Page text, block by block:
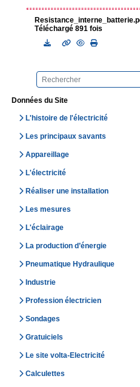
Données du Site
L'histoire de l'électricité
Les principaux savants
Appareillage
L'électricité
Réaliser une installation
Les mesures
L'éclairage
La production d’énergie
Pneumatique Hydraulique
Industrie
Profession électricien
Sondages
Gratuiciels
Le site volta-Electricité
Calculettes
Téléchargé 891 fois